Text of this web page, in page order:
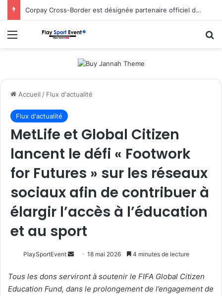
Corpay Cross-Border est désignée partenaire officiel de change d’Ultimate Sevens
Menu
Accueil / Flux d'actualité
Flux d'actualité
MetLife et Global Citizen
lancent le défi « Footwork
for Futures » sur les réseaux
sociaux afin de contribuer à
élargir l’accès à l’éducation
et au sport
PlaySportEvent
Envoyer
courriel
18 mai 2026 4 minutes de lecture
Tous les dons serviront à soutenir le FIFA Global Citizen
Education Fund, dans le prolongement de l’engagement de